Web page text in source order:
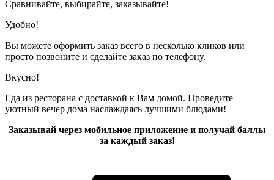
Сравнивайте, выбирайте, заказывайте!
Удобно!
Вы можете оформить заказ всего в несколько кликов или
просто позвоните и сделайте заказ по телефону.
Вкусно!
Еда из ресторана с доставкой к Вам домой. Проведите
уютный вечер дома наслаждаясь лучшими блюдами!
Заказывай через мобильное приложение и получай баллы
за каждый заказ!